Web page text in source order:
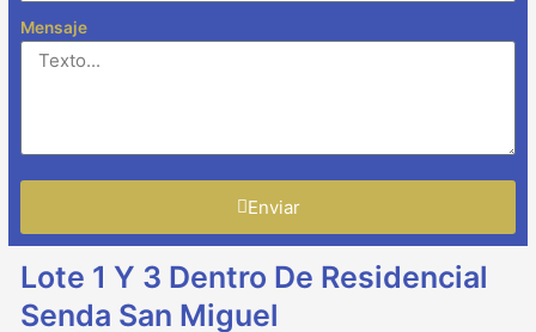
Mensaje
Enviar
Lote 1 Y 3 Dentro De Residencial
Senda San Miguel